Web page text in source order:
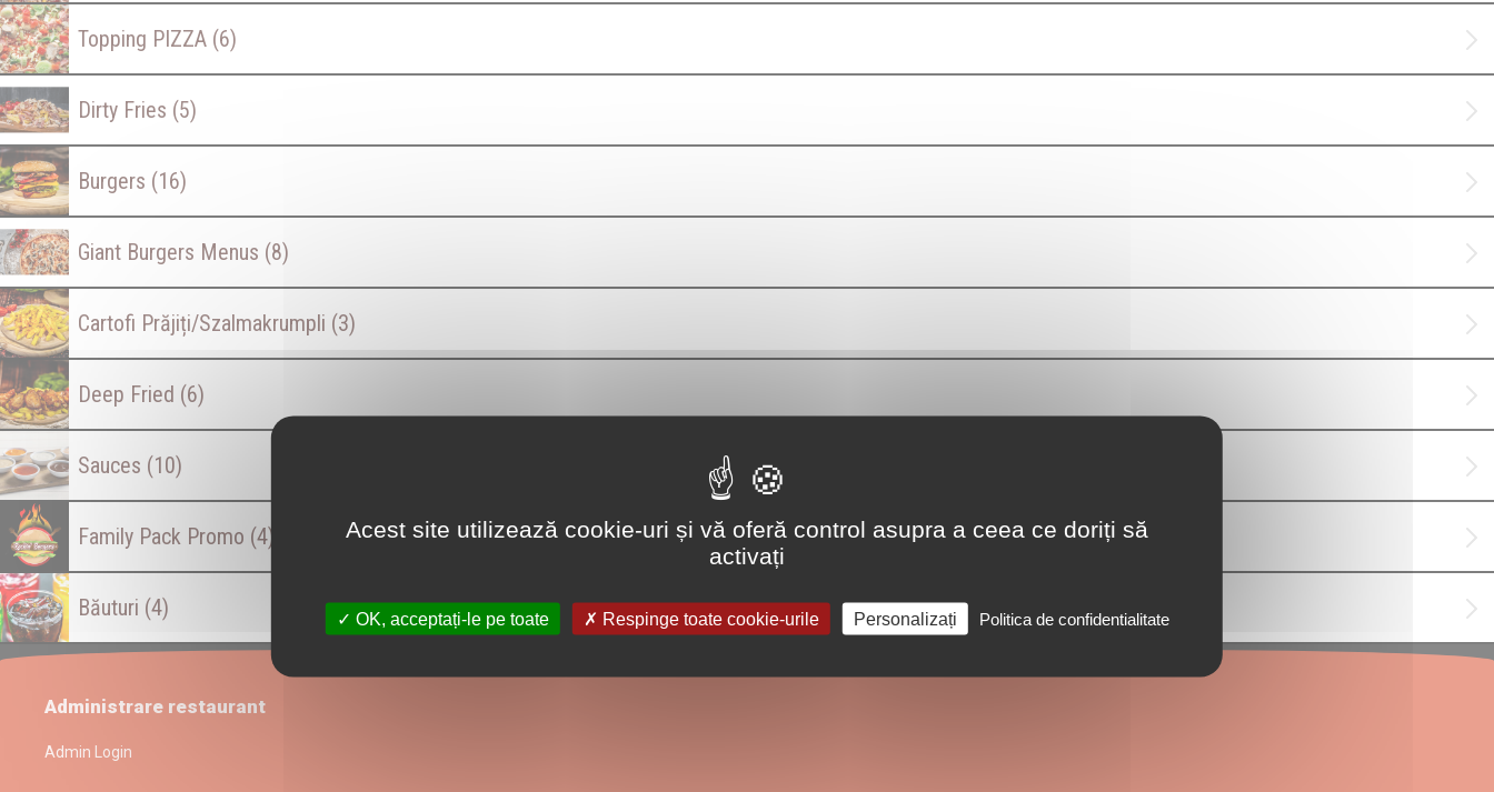
Topping PIZZA (6)
Dirty Fries (5)
Burgers (16)
Giant Burgers Menus (8)
Cartofi Prăjiți/Szalmakrumpli (3)
Deep Fried (6)
Sauces (10)
Family Pack Promo (4)
Băuturi (4)
Administrare restaurant
Admin Login
Acest site utilizează cookie-uri și vă oferă control asupra a ceea ce doriți să
activați
OK, acceptați-le pe toate Respinge toate cookie-urile Personalizați Politica de confidentialitate